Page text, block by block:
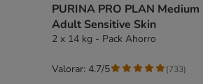
PURINA PRO PLAN Medium
Adult Sensitive Skin
2 x 14 kg - Pack Ahorro
Valorar: 4.7/5 (733)